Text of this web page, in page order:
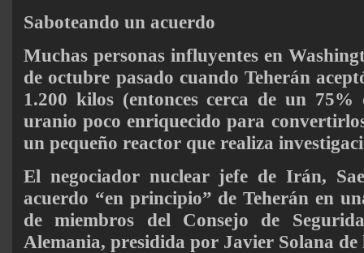
Saboteando un acuerdo
Muchas personas influyentes en
de octubre pasado cuando Teherán
1.200 kilos (entonces cerca de un
uranio poco enriquecido para
un pequeño reactor que realiza
El negociador nuclear jefe de Irán,
acuerdo “en principio” de Teherán en
de miembros del Consejo de
Alemania, presidida por Javier Solana